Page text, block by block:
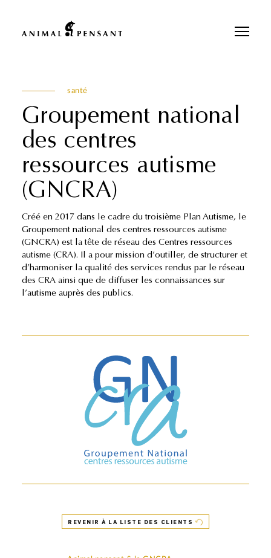
santé
Groupement national
des centres
ressources autisme
(GNCRA)
Créé en 2017 dans le cadre du troisième Plan Autisme, le
Groupement national des centres ressources autisme
(GNCRA) est la tête de réseau des Centres ressources
autisme (CRA). Il a pour mission d’outiller, de structurer et
d’harmoniser la qualité des services rendus par le réseau
des CRA ainsi que de diffuser les connaissances sur
l’autisme auprès des publics.
REVENIR À LA LISTE DES CLIENTS